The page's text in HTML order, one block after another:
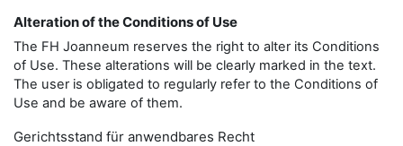
Alteration of the Conditions of Use
The FH Joanneum reserves the right to alter its Conditions
of Use. These alterations will be clearly marked in the text.
The user is obligated to regularly refer to the Conditions of
Use and be aware of them.
Gerichtsstand für anwendbares Recht